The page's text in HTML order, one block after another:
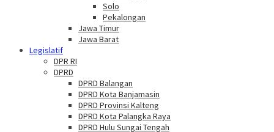
Solo
Pekalongan
Jawa Timur
Jawa Barat
Legislatif
DPR RI
DPRD
DPRD Balangan
DPRD Kota Banjamasin
DPRD Provinsi Kalteng
DPRD Kota Palangka Raya
DPRD Hulu Sungai Tengah